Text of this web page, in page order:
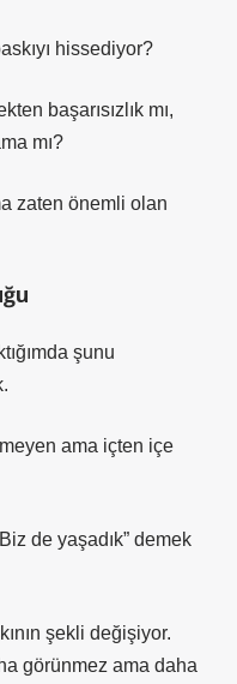
hissediyor?
başarısızlık mı,
mı?
zaten önemli olan
şunu
ama içten içe
de yaşadık” demek
şekli değişiyor.
görünmez ama daha